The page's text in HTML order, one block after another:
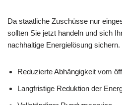
Da staatliche Zuschüsse nur
sollten Sie jetzt handeln und sich
nachhaltige Energielösung sichern.
Reduzierte Abhängigkeit vom
Langfristige Reduktion der